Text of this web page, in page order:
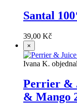
Santal
39,00 Kč
×
Ivana K.
Perrier &
& Mango